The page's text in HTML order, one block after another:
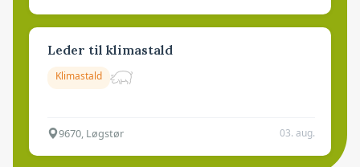
Leder til klimastald
Klimastald
9670, Løgstør 03. aug.